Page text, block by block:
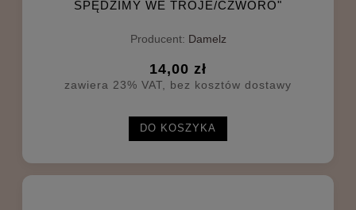
SPĘDZIMY WE TROJE/CZWORO"
Producent: Damelz
14,00 zł
zawiera 23% VAT, bez kosztów dostawy
DO KOSZYKA